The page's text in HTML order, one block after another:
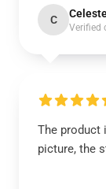
C
Verified
The product
picture, the